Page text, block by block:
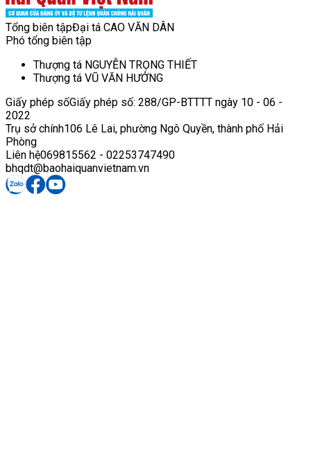
Tổng biên tậpĐại tá CAO VĂN DÂN
Phó tổng biên tập
Thượng tá NGUYỄN TRỌNG THIẾT
Thượng tá VŨ VĂN HƯỞNG
Giấy phép sốGiấy phép số: 288/GP-BTTTT ngày 10 - 06 -
2022
Trụ sở chính106 Lê Lai, phường Ngô Quyền, thành phố Hải
Phòng
Liên hệ069815562 - 02253747490
bhqdt@baohaiquanvietnam.vn